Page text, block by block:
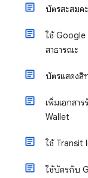
บัตรสะสมค
ใช้ Google
สาธารณะ
บัตรแสดงสิ
เพิ่มเอกสา
Wallet
ใช้ Transit
ใช้บัตรกับ